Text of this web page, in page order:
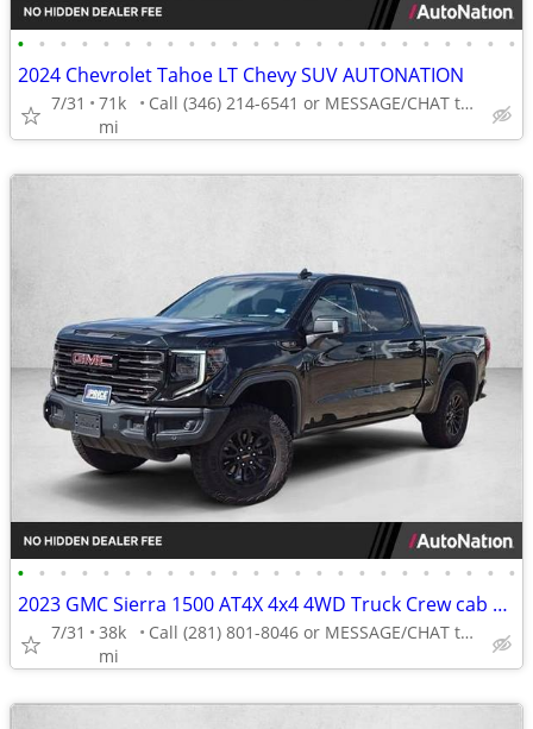
• • • • • • • • • • • • • • • • • • • • • • • •
2024 Chevrolet Tahoe LT Chevy SUV AUTONATION
7/31
71k
mi
Call (346) 214-6541 or MESSAGE/CHAT to confirm availability
• • • • • • • • • • • • • • • • • • • • • • • •
2023 GMC Sierra 1500 AT4X 4x4 4WD Truck Crew cab AUTONATION
7/31
38k
mi
Call (281) 801-8046 or MESSAGE/CHAT to confirm availability